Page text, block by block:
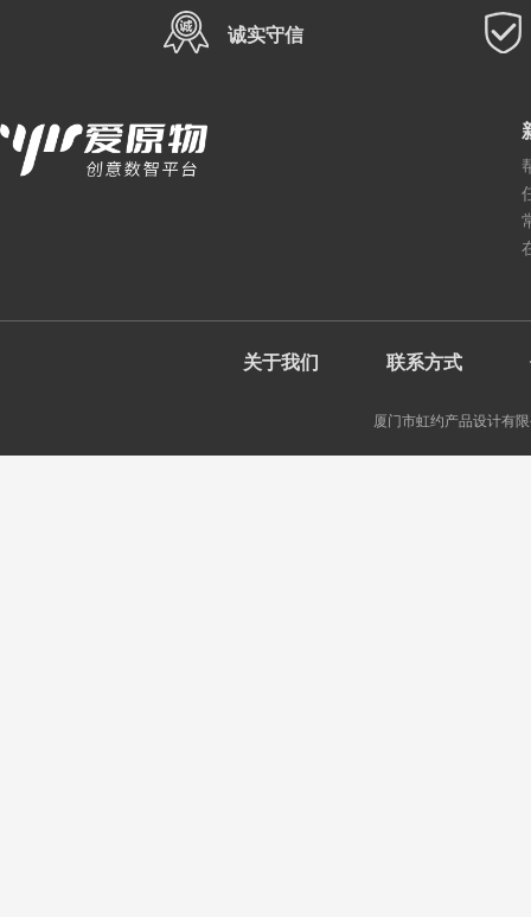
诚实守信
关于我们 联系方式
厦门市虹约产品设计有